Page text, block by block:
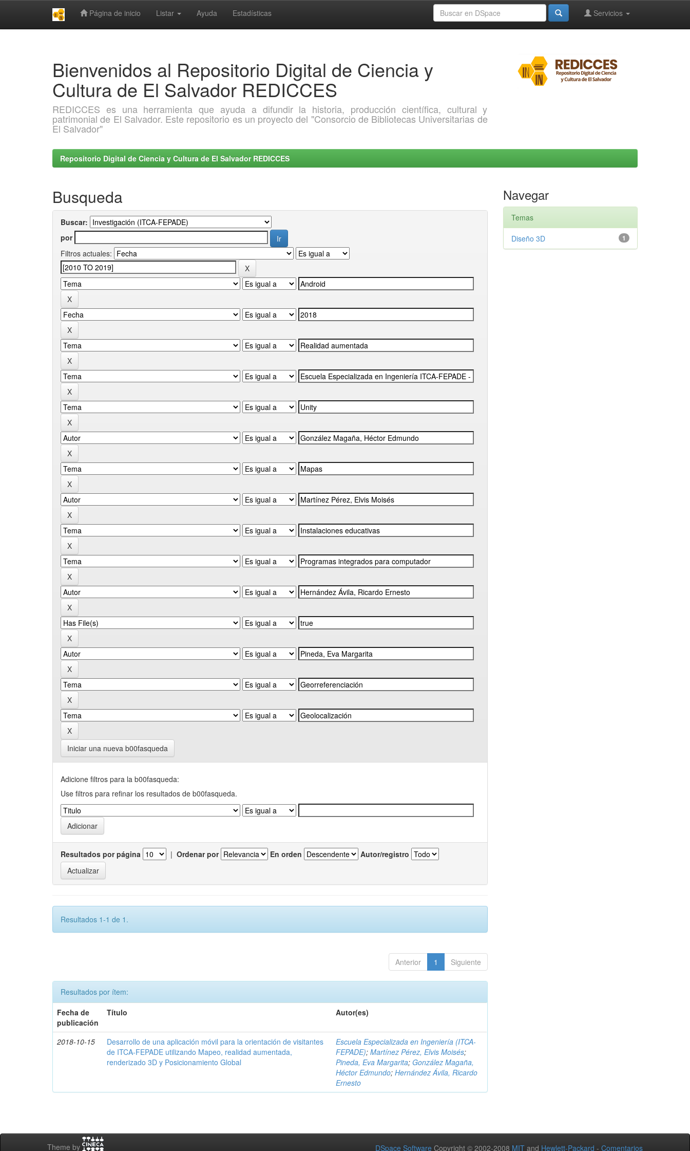
Página de inicio Listar Ayuda Estadísticas Servicios
Bienvenidos al Repositorio Digital de Ciencia y
Cultura de El Salvador REDICCES
REDICCES es una herramienta que ayuda a difundir la historia, producción científica, cultural y
patrimonial de El Salvador. Este repositorio es un proyecto del "Consorcio de Bibliotecas Universitarias de
El Salvador"
Repositorio Digital de Ciencia y Cultura de El Salvador REDICCES
Busqueda
Buscar:
por
Filtros actuales:
Iniciar una nueva b00fasqueda
Adicione filtros para la b00fasqueda:
Use filtros para refinar los resultados de b00fasqueda.
Resultados por página | Ordenar por En orden Autor/registro
Resultados 1-1 de 1.
Anterior 1 Siguiente
Resultados por ítem:
Fecha de
publicación
Título Autor(es)
2018-10-15
Desarrollo de una aplicación móvil para la orientación de visitantes
de ITCA-FEPADE utilizando Mapeo, realidad aumentada,
renderizado 3D y Posicionamiento Global
Escuela Especializada en Ingeniería (ITCA-
FEPADE);Martínez Pérez, Elvis Moisés;
Pineda, Eva Margarita; González Magaña,
Héctor Edmundo;Hernández Ávila, Ricardo
Ernesto
Navegar
Temas
1
Diseño 3D
Theme by DSpace Software Copyright © 2002-2008 MIT and Hewlett-Packard - Comentarios